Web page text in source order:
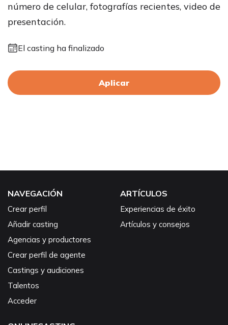
número de celular, fotografías recientes, video de
presentación.
El casting ha finalizado
Aplicar
NAVEGACIÓN
Crear perfil
Añadir casting
Agencias y productores
Crear perfil de agente
Castings y audiciones
Talentos
Acceder
ARTÍCULOS
Experiencias de éxito
Artículos y consejos